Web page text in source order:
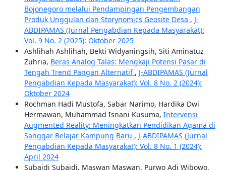
Bojonegoro melalui Pendampingan Pengembangan
Produk Unggulan dan Storynomics Geosite Desa , J-
ABDIPAMAS (Jurnal Pengabdian Kepada Masyarakat):
Vol. 9 No. 2 (2025): Oktober 2025
Ashlihah Ashlihah, Bekti Widyaningsih, Siti Aminatuz
Zuhria, Beras Analog Talas: Mengkaji Potensi Pasar di
Tengah Trend Pangan Alternatif , J-ABDIPAMAS (Jurnal
Pengabdian Kepada Masyarakat): Vol. 8 No. 2 (2024):
Oktober 2024
Rochman Hadi Mustofa, Sabar Narimo, Hardika Dwi
Hermawan, Muhammad Isnani Kusuma, Intervensi
Augmented Reality: Meningkatkan Pendidikan Agama di
Sanggar Belajar Kampung Baru , J-ABDIPAMAS (Jurnal
Pengabdian Kepada Masyarakat): Vol. 8 No. 1 (2024):
April 2024
Subaidi Subaidi, Maswan Maswan, Purwo Adi Wibowo,